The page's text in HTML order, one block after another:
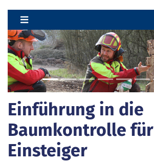
Previous
Einführung in die
Baumkontrolle für
Einsteiger